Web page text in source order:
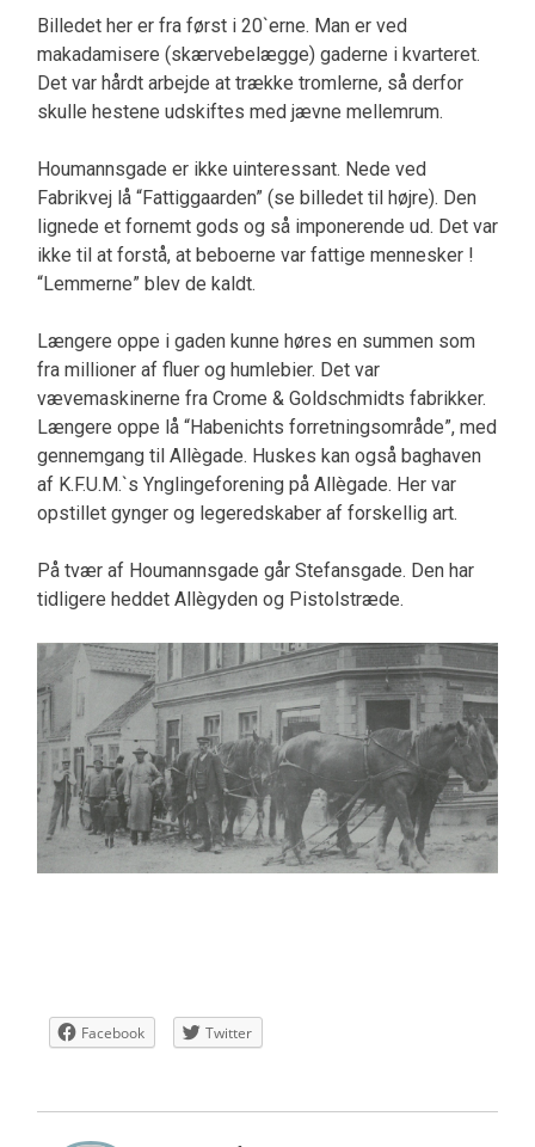
Billedet her er fra først i 20`erne. Man er ved
makadamisere (skærvebelægge) gaderne i kvarteret.
Det var hårdt arbejde at trække tromlerne, så derfor
skulle hestene udskiftes med jævne mellemrum.
Houmannsgade er ikke uinteressant. Nede ved
Fabrikvej lå “Fattiggaarden” (se billedet til højre). Den
lignede et fornemt gods og så imponerende ud. Det var
ikke til at forstå, at beboerne var fattige mennesker !
“Lemmerne” blev de kaldt.
Længere oppe i gaden kunne høres en summen som
fra millioner af fluer og humlebier. Det var
vævemaskinerne fra Crome & Goldschmidts fabrikker.
Længere oppe lå “Habenichts forretningsområde”, med
gennemgang til Allègade. Huskes kan også baghaven
af K.F.U.M.`s Ynglingeforening på Allègade. Her var
opstillet gynger og legeredskaber af forskellig art.
På tvær af Houmannsgade går Stefansgade. Den har
tidligere heddet Allègyden og Pistolstræde.
Facebook Twitter